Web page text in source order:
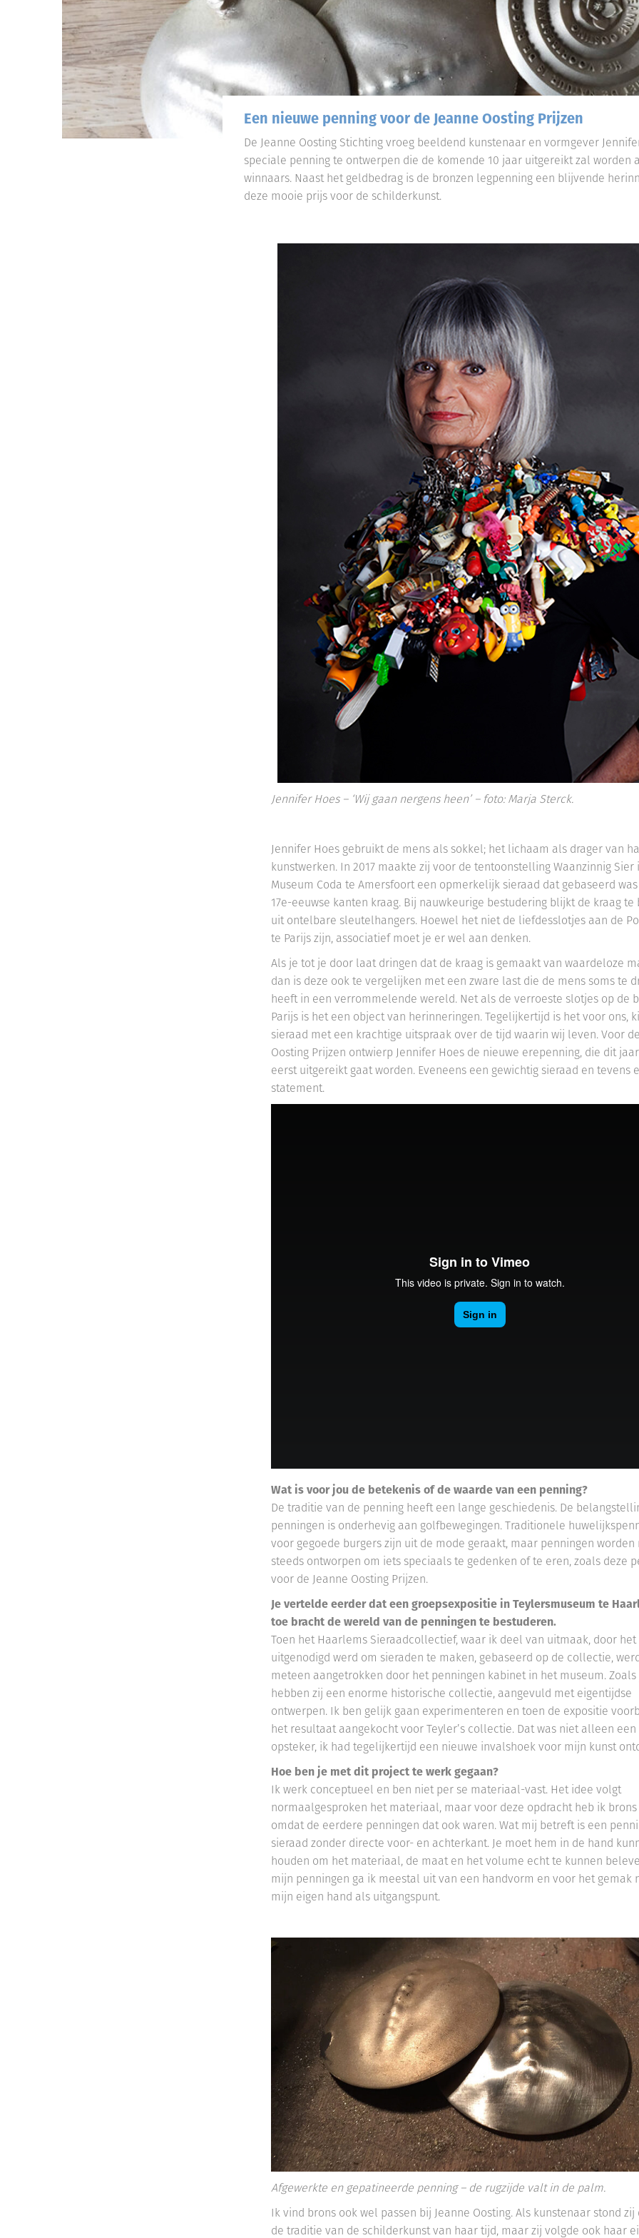
Een nieuwe penning voor de Jeanne Oosting Prijzen
De Jeanne Oosting Stichting vroeg beeldend kunstenaar en vormgever
speciale penning te ontwerpen die de komende 10 jaar uitgereikt zal worden
winnaars. Naast het geldbedrag is de bronzen legpenning een blijvende
deze mooie prijs voor de schilderkunst.
Jennifer Hoes – ‘Wij gaan nergens heen’ – foto: Marja Sterck.
Jennifer Hoes gebruikt de mens als sokkel; het lichaam als drager van
kunstwerken. In 2017 maakte zij voor de tentoonstelling Waanzinnig Sier
Museum Coda te Amersfoort een opmerkelijk sieraad dat gebaseerd
17e-eeuwse kanten kraag. Bij nauwkeurige bestudering blijkt de kraag te
uit ontelbare sleutelhangers. Hoewel het niet de liefdesslotjes aan de
te Parijs zijn, associatief moet je er wel aan denken.
Als je tot je door laat dringen dat de kraag is gemaakt van waardeloze
dan is deze ook te vergelijken met een zware last die de mens soms te
heeft in een verrommelende wereld. Net als de verroeste slotjes op de
Parijs is het een object van herinneringen. Tegelijkertijd is het voor ons,
sieraad met een krachtige uitspraak over de tijd waarin wij leven. Voor
Oosting Prijzen ontwierp Jennifer Hoes de nieuwe erepenning, die dit
eerst uitgereikt gaat worden. Eveneens een gewichtig sieraad en tevens
statement.
Wat is voor jou de betekenis of de waarde van een penning?
De traditie van de penning heeft een lange geschiedenis. De
penningen is onderhevig aan golfbewegingen. Traditionele
voor gegoede burgers zijn uit de mode geraakt, maar penningen worden
steeds ontworpen om iets speciaals te gedenken of te eren, zoals deze
voor de Jeanne Oosting Prijzen.
Je vertelde eerder dat een groepsexpositie in Teylersmuseum te
toe bracht de wereld van de penningen te bestuderen.
Toen het Haarlems Sieraadcollectief, waar ik deel van uitmaak, door het
uitgenodigd werd om sieraden te maken, gebaseerd op de collectie,
meteen aangetrokken door het penningen kabinet in het museum. Zoals
hebben zij een enorme historische collectie, aangevuld met eigentijdse
ontwerpen. Ik ben gelijk gaan experimenteren en toen de expositie
het resultaat aangekocht voor Teyler’s collectie. Dat was niet alleen
opsteker, ik had tegelijkertijd een nieuwe invalshoek voor mijn kunst
Hoe ben je met dit project te werk gegaan?
Ik werk conceptueel en ben niet per se materiaal-vast. Het idee volgt
normaalgesproken het materiaal, maar voor deze opdracht heb ik brons
omdat de eerdere penningen dat ook waren. Wat mij betreft is een
sieraad zonder directe voor- en achterkant. Je moet hem in de hand
houden om het materiaal, de maat en het volume echt te kunnen
mijn penningen ga ik meestal uit van een handvorm en voor het gemak
mijn eigen hand als uitgangspunt.
Afgewerkte en gepatineerde penning – de rugzijde valt in de palm.
Ik vind brons ook wel passen bij Jeanne Oosting. Als kunstenaar stond zij
de traditie van de schilderkunst van haar tijd, maar zij volgde ook haar